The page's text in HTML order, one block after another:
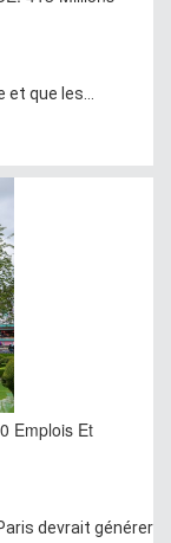
que les...
Emplois Et
devrait générer